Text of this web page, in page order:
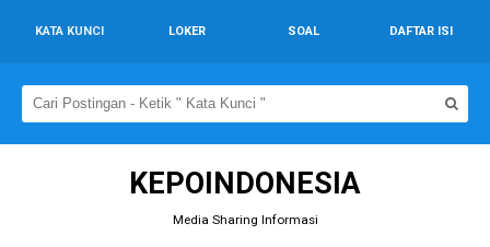
KATA KUNCI LOKER SOAL DAFTAR ISI
KEPOINDONESIA
Media Sharing Informasi